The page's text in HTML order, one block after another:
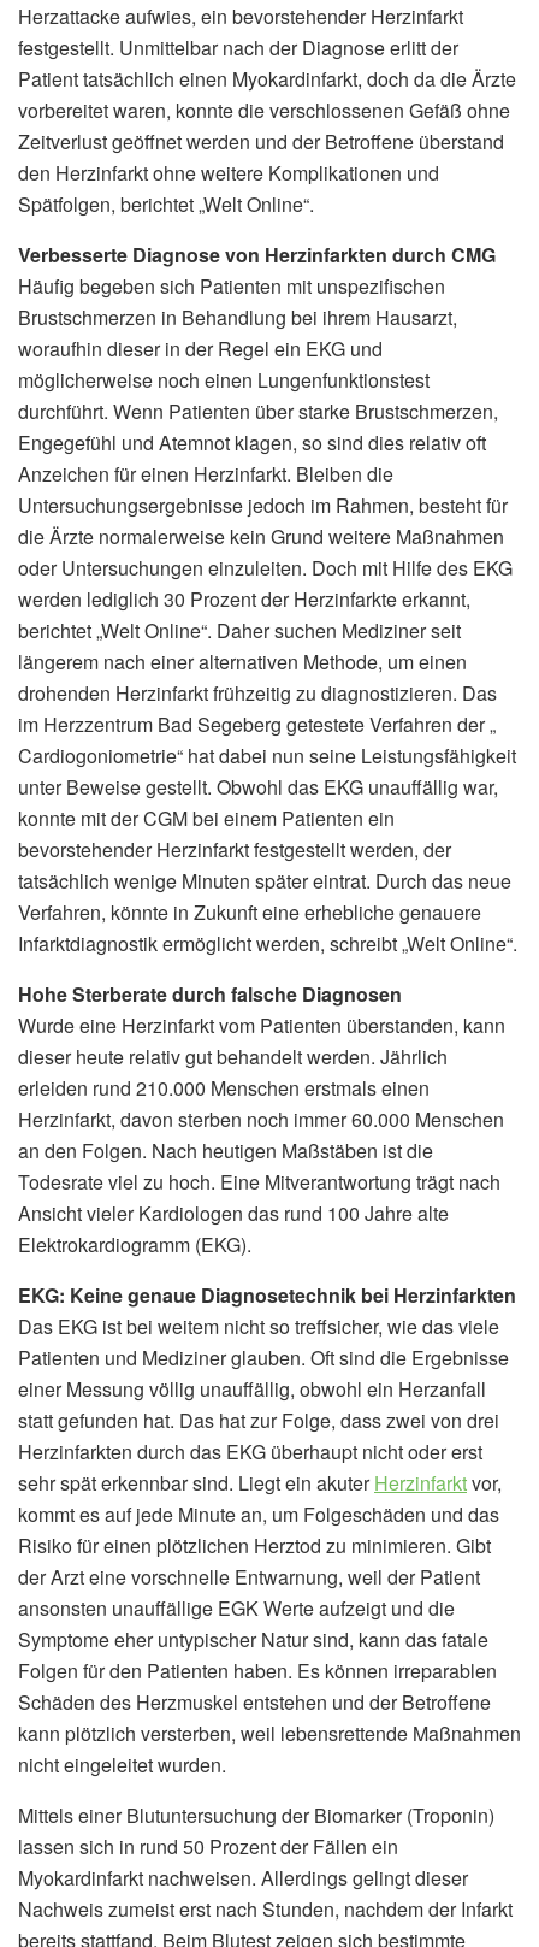
Herzattacke aufwies, ein bevorstehender Herzinfarkt
festgestellt. Unmittelbar nach der Diagnose erlitt der
Patient tatsächlich einen Myokardinfarkt, doch da die Ärzte
vorbereitet waren, konnte die verschlossenen Gefäß ohne
Zeitverlust geöffnet werden und der Betroffene überstand
den Herzinfarkt ohne weitere Komplikationen und
Spätfolgen, berichtet „Welt Online“.
Verbesserte Diagnose von Herzinfarkten durch CMG
Häufig begeben sich Patienten mit unspezifischen
Brustschmerzen in Behandlung bei ihrem Hausarzt,
woraufhin dieser in der Regel ein EKG und
möglicherweise noch einen Lungenfunktionstest
durchführt. Wenn Patienten über starke Brustschmerzen,
Engegefühl und Atemnot klagen, so sind dies relativ oft
Anzeichen für einen Herzinfarkt. Bleiben die
Untersuchungsergebnisse jedoch im Rahmen, besteht für
die Ärzte normalerweise kein Grund weitere Maßnahmen
oder Untersuchungen einzuleiten. Doch mit Hilfe des EKG
werden lediglich 30 Prozent der Herzinfarkte erkannt,
berichtet „Welt Online“. Daher suchen Mediziner seit
längerem nach einer alternativen Methode, um einen
drohenden Herzinfarkt frühzeitig zu diagnostizieren. Das
im Herzzentrum Bad Segeberg getestete Verfahren der „
Cardiogoniometrie“ hat dabei nun seine Leistungsfähigkeit
unter Beweise gestellt. Obwohl das EKG unauffällig war,
konnte mit der CGM bei einem Patienten ein
bevorstehender Herzinfarkt festgestellt werden, der
tatsächlich wenige Minuten später eintrat. Durch das neue
Verfahren, könnte in Zukunft eine erhebliche genauere
Infarktdiagnostik ermöglicht werden, schreibt „Welt Online“.
Hohe Sterberate durch falsche Diagnosen
Wurde eine Herzinfarkt vom Patienten überstanden, kann
dieser heute relativ gut behandelt werden. Jährlich
erleiden rund 210.000 Menschen erstmals einen
Herzinfarkt, davon sterben noch immer 60.000 Menschen
an den Folgen. Nach heutigen Maßstäben ist die
Todesrate viel zu hoch. Eine Mitverantwortung trägt nach
Ansicht vieler Kardiologen das rund 100 Jahre alte
Elektrokardiogramm (EKG).
EKG: Keine genaue Diagnosetechnik bei Herzinfarkten
Das EKG ist bei weitem nicht so treffsicher, wie das viele
Patienten und Mediziner glauben. Oft sind die Ergebnisse
einer Messung völlig unauffällig, obwohl ein Herzanfall
statt gefunden hat. Das hat zur Folge, dass zwei von drei
Herzinfarkten durch das EKG überhaupt nicht oder erst
sehr spät erkennbar sind. Liegt ein akuterHerzinfarktvor,
kommt es auf jede Minute an, um Folgeschäden und das
Risiko für einen plötzlichen Herztod zu minimieren. Gibt
der Arzt eine vorschnelle Entwarnung, weil der Patient
ansonsten unauffällige EGK Werte aufzeigt und die
Symptome eher untypischer Natur sind, kann das fatale
Folgen für den Patienten haben. Es können irreparablen
Schäden des Herzmuskel entstehen und der Betroffene
kann plötzlich versterben, weil lebensrettende Maßnahmen
nicht eingeleitet wurden.
Mittels einer Blutuntersuchung der Biomarker (Troponin)
lassen sich in rund 50 Prozent der Fällen ein
Myokardinfarkt nachweisen. Allerdings gelingt dieser
Nachweis zumeist erst nach Stunden, nachdem der Infarkt
bereits stattfand. Beim Blutest zeigen sich bestimmte